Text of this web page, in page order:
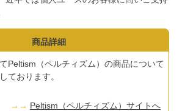
商品詳細
Peltism（ペルチィズム）の商品について
ております。
Peltism（ペルチィズム）サイトへ